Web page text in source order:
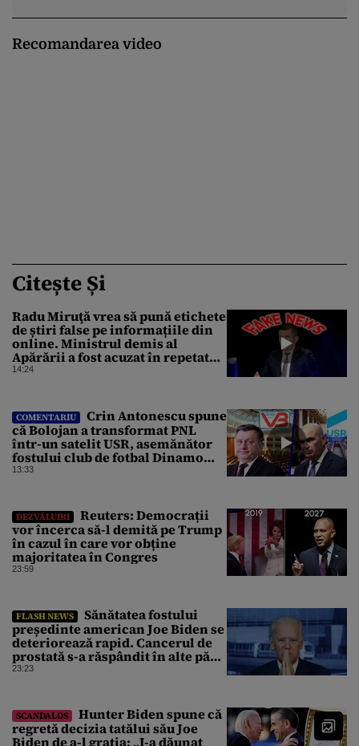
Recomandarea video
Citește Și
Radu Miruţă vrea să pună etichete
de știri false pe informațiile din
online. Ministrul demis al
Apărării a fost acuzat în repetate
rânduri că răspândeşte el însuși
14:24
COMENTARIU
Crin Antonescu spune
că Bolojan a transformat PNL
într-un satelit USR, asemănător
fostului club de fotbal Dinamo
Victoria, care a aparținut Miliției
13:33
DEZVĂLUIRI
Reuters: Democrații
vor încerca să-l demită pe Trump
în cazul în care vor obține
majoritatea în Congres
23:59
FLASH NEWS
Sănătatea fostului
președinte american Joe Biden se
deteriorează rapid. Cancerul de
prostată s-a răspândit în alte părți
ale corpului
23:23
SCANDALOS
Hunter Biden spune că
regretă decizia tatălui său Joe
Biden de a-l grația: „I-a dăunat